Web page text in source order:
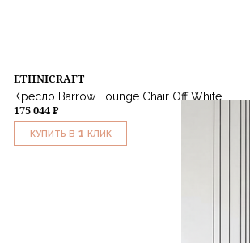
ETHNICRAFT
Кресло Barrow Lounge Chair Off White
175 044 ₽
КУПИТЬ В 1 КЛИК